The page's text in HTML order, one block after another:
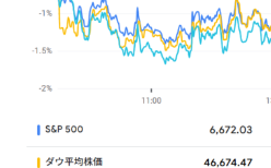
トランプ政権がジ
へ
PayPayナスダッ
3月の注目イベント